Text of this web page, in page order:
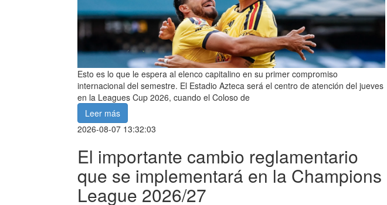
Esto es lo que le espera al elenco capitalino en su primer compromiso
internacional del semestre. El Estadio Azteca será el centro de atención del jueves
en la Leagues Cup 2026, cuando el Coloso de
Leer más
2026-08-07 13:32:03
El importante cambio reglamentario
que se implementará en la Champions
League 2026/27